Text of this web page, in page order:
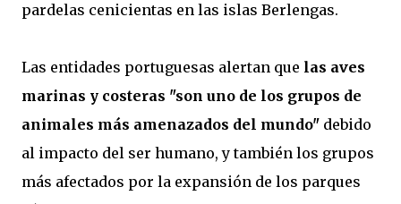
pardelas cenicientas en las islas Berlengas.
Las entidades portuguesas alertan que las aves
marinas y costeras "son uno de los grupos de
animales más amenazados del mundo" debido
al impacto del ser humano, y también los grupos
más afectados por la expansión de los parques